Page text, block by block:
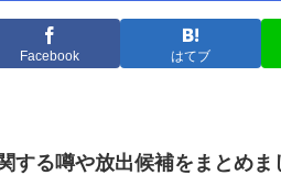
Facebook はてブ
する噂や放出候補をまとめま